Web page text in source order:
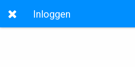
Inloggen